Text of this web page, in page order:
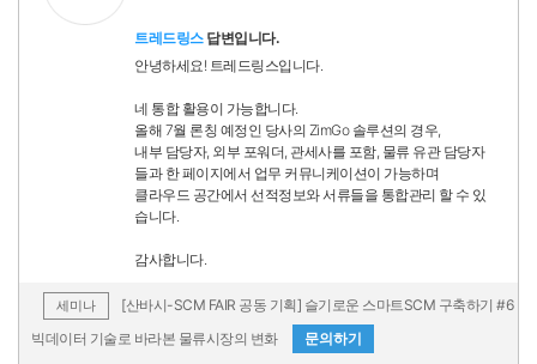
트레드링스답변입니다.
안녕하세요! 트레드링스입니다.
네 통합 활용이 가능합니다.
올해 7월 론칭 예정인 당사의 ZimGo 솔루션의 경우,
내부 담당자, 외부 포워더, 관세사를 포함, 물류 유관 담당자
들과 한 페이지에서 업무 커뮤니케이션이 가능하며
클라우드 공간에서 선적정보와 서류들을 통합관리 할 수 있
습니다.
감사합니다.
세미나
[산바시-SCM FAIR 공동 기획] 슬기로운 스마트SCM 구축하기 #6
빅데이터 기술로 바라본 물류시장의 변화
문의하기